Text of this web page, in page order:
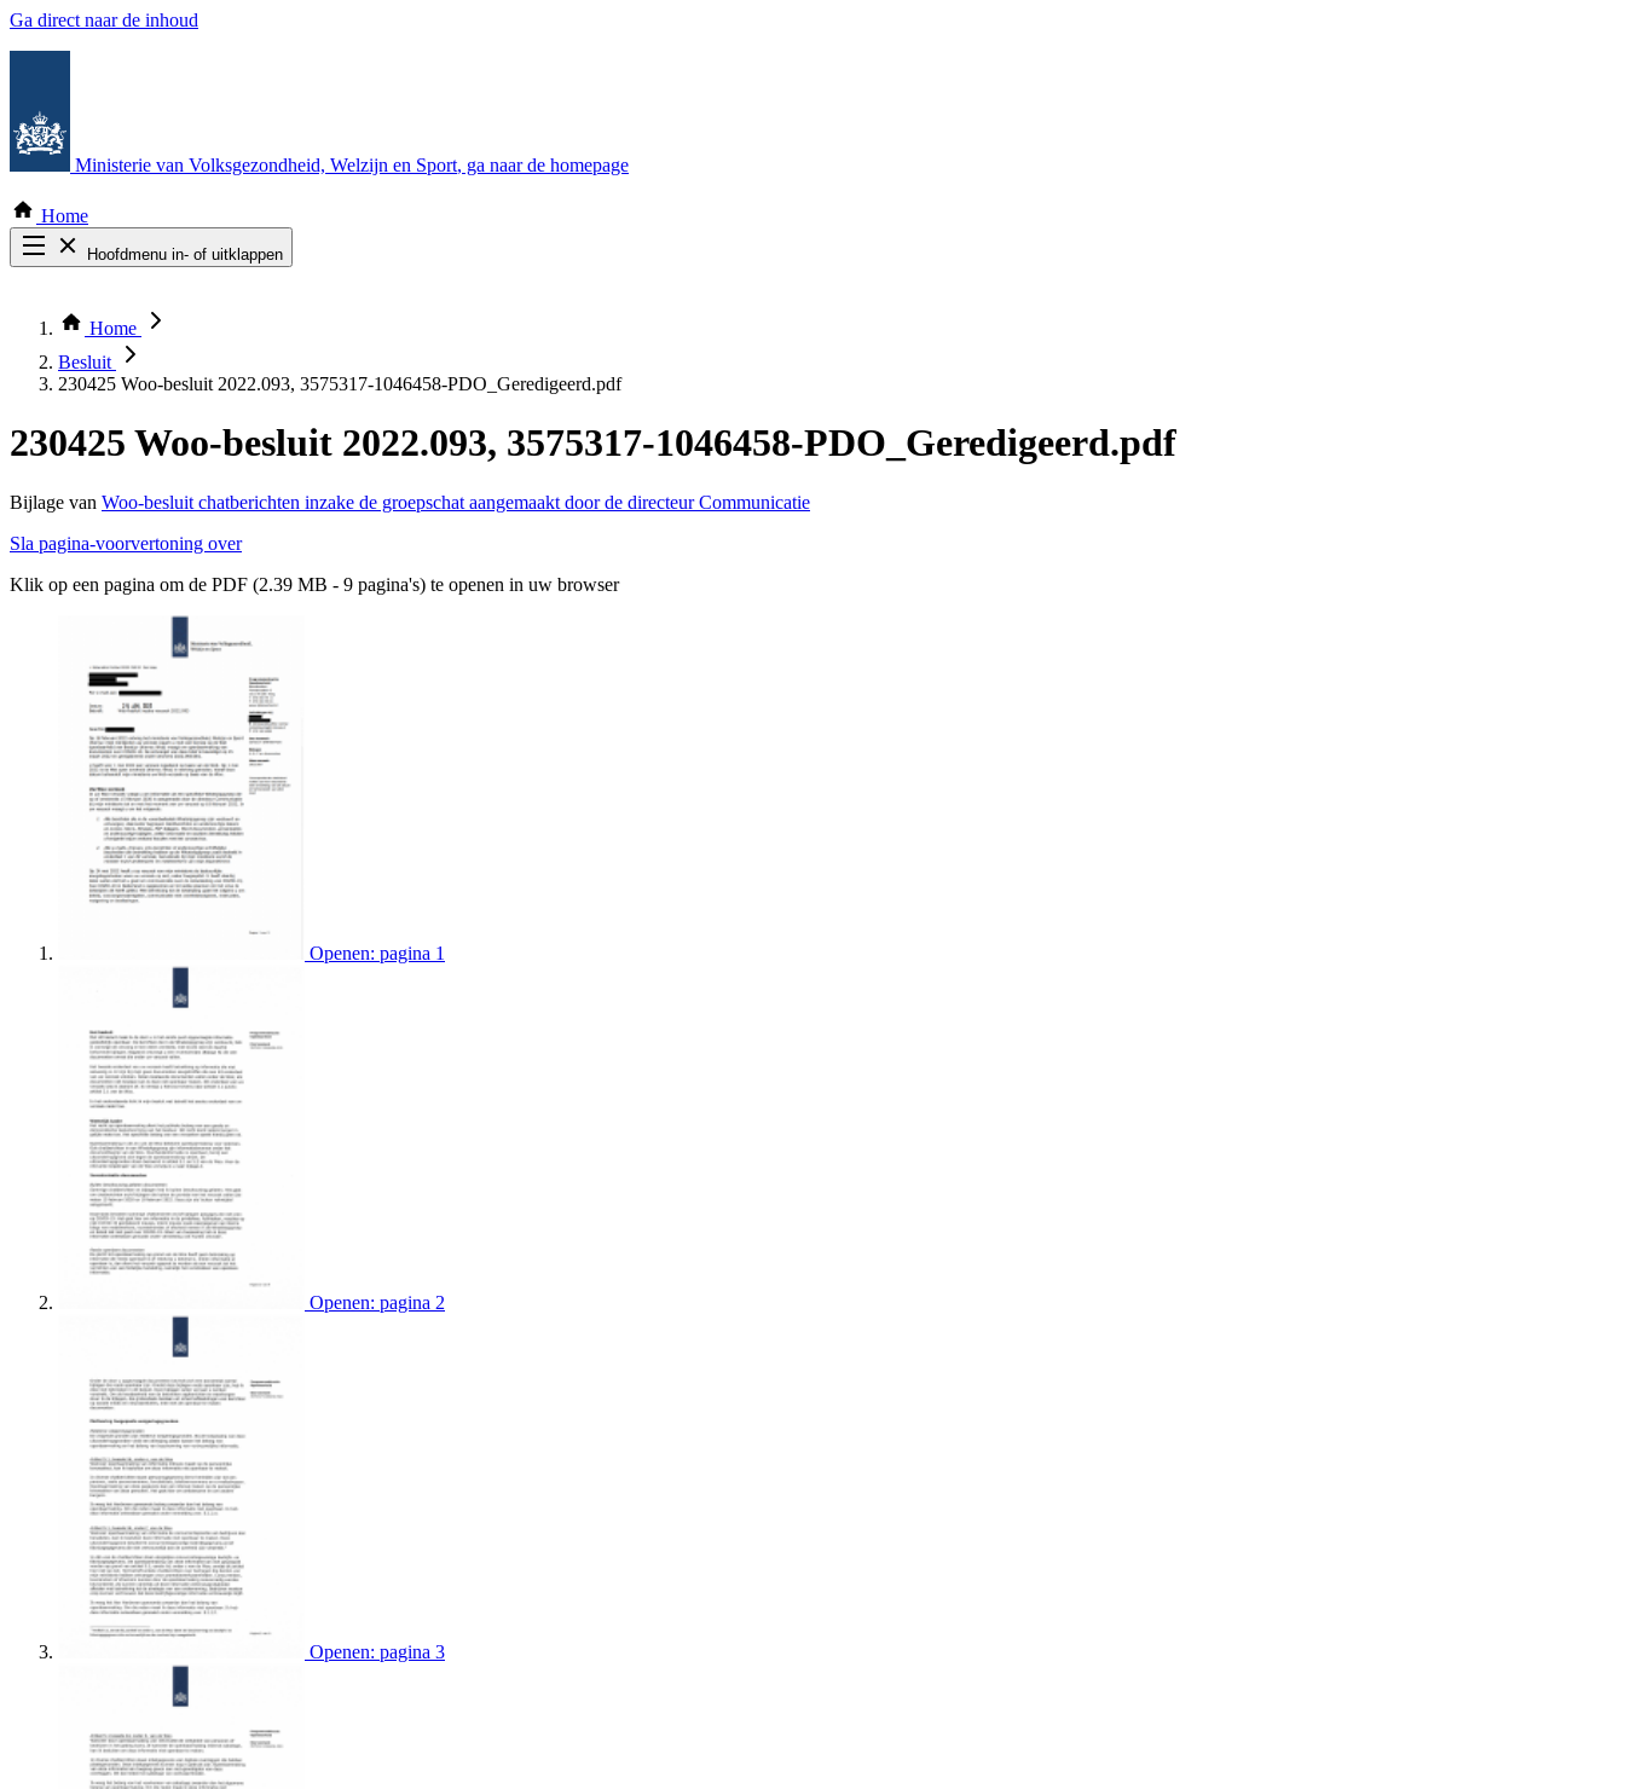
Ga direct naar de inhoud
Ministerie van Volksgezondheid, Welzijn en Sport, ga naar de homepage
Home
Hoofdmenu in- of uitklappen
Thema COVID-19
Bekijk per bestuursorgaan
Home
Besluit
230425 Woo-besluit 2022.093, 3575317-1046458-PDO_Geredigeerd.pdf
230425 Woo-besluit 2022.093, 3575317-1046458-PDO_Geredigeerd.pdf
Bijlage van Woo-besluit chatberichten inzake de groepschat aangemaakt door de directeur Communicatie
Sla pagina-voorvertoning over
Klik op een pagina om de PDF (2.39 MB - 9 pagina's) te openen in uw browser
Openen: pagina 1
Openen: pagina 2
Openen: pagina 3